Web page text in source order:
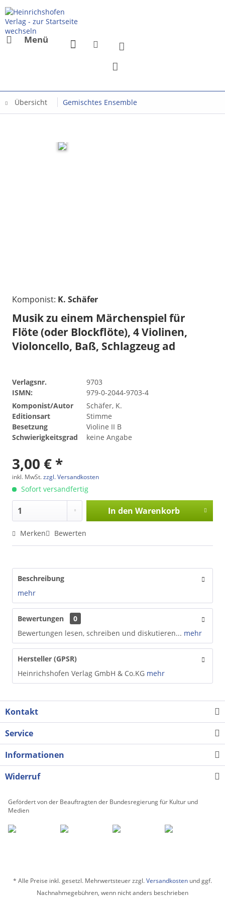
Menü
Übersicht Gemischtes Ensemble
Komponist: K. Schäfer
Musik zu einem Märchenspiel für
Flöte (oder Blockflöte), 4 Violinen,
Violoncello, Baß, Schlagzeug ad
Verlagsnr.
9703
ISMN:
979-0-2044-9703-4
Komponist/Autor
Schäfer, K.
Editionsart
Stimme
Besetzung
Violine II B
Schwierigkeitsgrad
keine Angabe
3,00 € *
inkl. MwSt.zzgl. Versandkosten
Sofort versandfertig
In den Warenkorb
Merken Bewerten
Beschreibung
mehr
Bewertungen
0
Bewertungen lesen, schreiben und diskutieren... mehr
Hersteller (GPSR)
Heinrichshofen Verlag GmbH & Co.KG mehr
Kontakt
Service
Informationen
Widerruf
Gefördert von der Beauftragten der Bundesregierung für Kultur und
Medien
* Alle Preise inkl. gesetzl. Mehrwertsteuer zzgl.Versandkosten und ggf.
Nachnahmegebühren, wenn nicht anders beschrieben